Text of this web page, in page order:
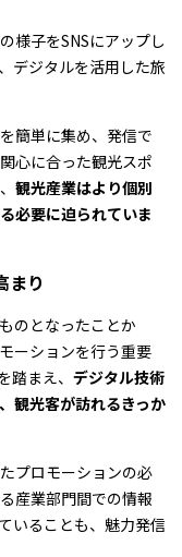
様子をSNSにアップし
デジタルを活用した旅
簡単に集め、発信で
心に合った観光スポ
観光産業はより個別
必要に迫られていま
まり
のとなったことか
ーションを行う重要
まえ、 デジタル技術
観光客が訪れるきっか
プロモーションの必
産業部門間での情報
いることも、魅力発信